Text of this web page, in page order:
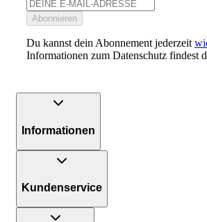
Abonnieren
Du kannst dein Abonnement jederzeit
Informationen zum Datenschutz findest
Informationen
Kundenservice